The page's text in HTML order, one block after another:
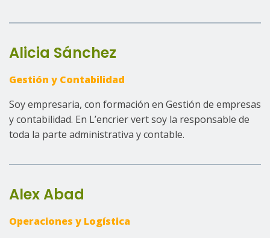
Alicia Sánchez
Gestión y Contabilidad
Soy empresaria, con formación en Gestión de empresas
y contabilidad. En L’encrier vert soy la responsable de
toda la parte administrativa y contable.
Alex Abad
Operaciones y Logística